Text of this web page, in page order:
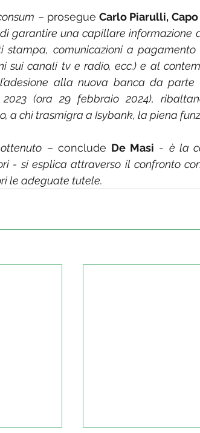
– prosegue Carlo Piarulli,
garantire una capillare
stampa, comunicazioni a
sui canali tv e radio, ecc.) e al
alla nuova banca da
2023 (ora 29 febbraio 2024),
a chi trasmigra a Isybank, la piena
– conclude De Masi - è la
- si esplica attraverso il confronto
le adeguate tutele.